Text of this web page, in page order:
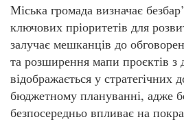
Міська громада визначає
ключових пріоритетів для
залучає мешканців до
та розширення мапи проєктів з
відображається у стратегічних
бюджетному плануванні, адже
безпосередньо впливає на